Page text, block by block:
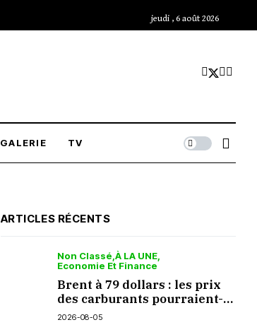
jeudi , 6 août 2026
GALERIE TV
ARTICLES RÉCENTS
Non Classé À LA UNE
Economie Et Finance
Brent à 79 dollars : les prix
des carburants pourraient-
ils baisser en septembre ?
2026-08-05